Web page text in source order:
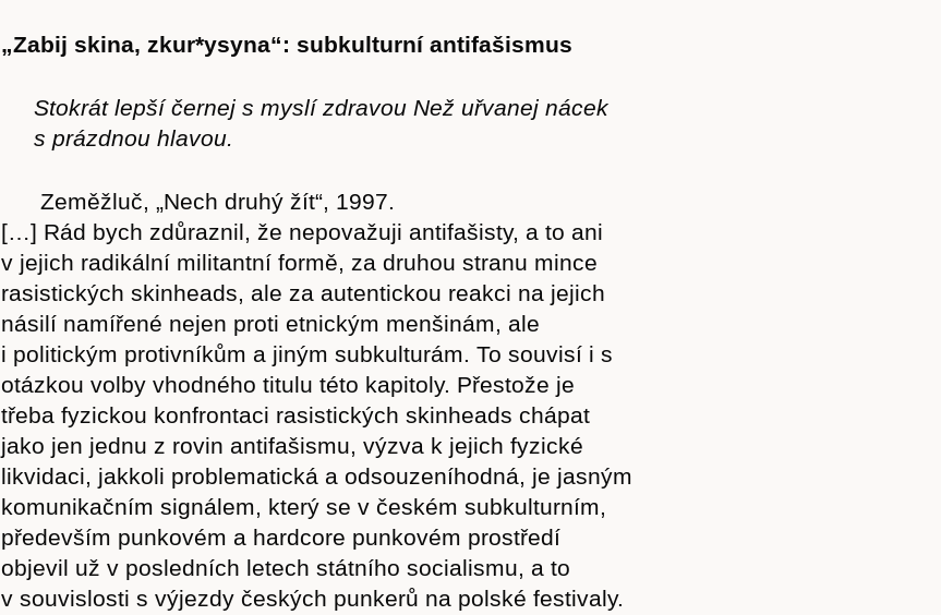
„Zabij skina, zkur*ysyna“: subkulturní antifašismus
Stokrát lepší černej s myslí zdravou Než uřvanej nácek
s prázdnou hlavou.
Zeměžluč, „Nech druhý žít“, 1997.
[…] Rád bych zdůraznil, že nepovažuji antifašisty, a to ani
v jejich radikální militantní formě, za druhou stranu mince
rasistických skinheads, ale za autentickou reakci na jejich
násilí namířené nejen proti etnickým menšinám, ale
i politickým protivníkům a jiným subkulturám. To souvisí i s
otázkou volby vhodného titulu této kapitoly. Přestože je
třeba fyzickou konfrontaci rasistických skinheads chápat
jako jen jednu z rovin antifašismu, výzva k jejich fyzické
likvidaci, jakkoli problematická a odsouzeníhodná, je jasným
komunikačním signálem, který se v českém subkulturním,
především punkovém a hardcore punkovém prostředí
objevil už v posledních letech státního socialismu, a to
v souvislosti s výjezdy českých punkerů na polské festivaly.